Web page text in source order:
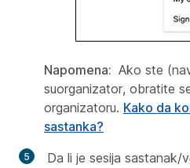
Napomena: Ako ste
suorganizator, obratite
organizatoru. Kako da
sastanka?
Da li je sesija sastanak/